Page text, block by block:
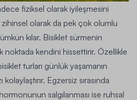
fiziksel olarak iyileşmesini
zihinsel olarak da pek çok olumlu
kılar. Bisiklet sürmenin
noktada kendini hissettirir. Özellikle
turları günlük yaşamanın
Egzersiz sırasında
salgılanması ise ruhsal